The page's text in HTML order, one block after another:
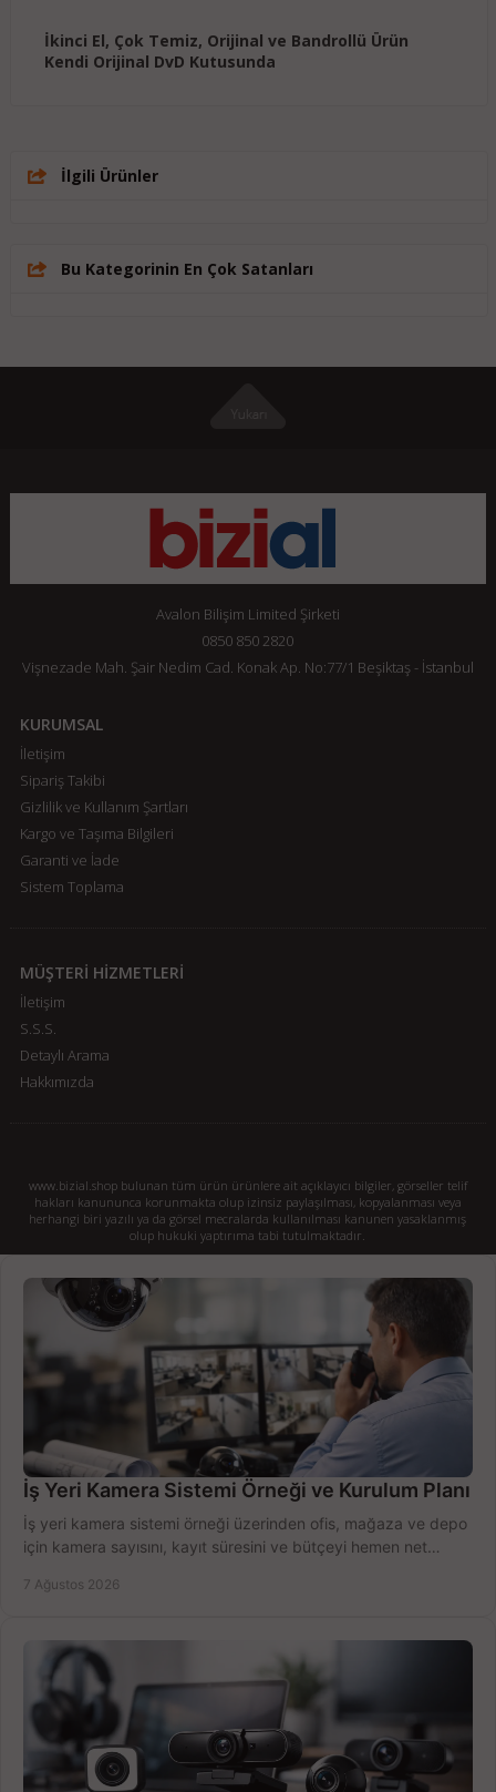
İkinci El, Çok Temiz, Orijinal ve Bandrollü Ürün
Kendi Orijinal DvD Kutusunda
İlgili Ürünler
Bu Kategorinin En Çok Satanları
Avalon Bilişim Limited Şirketi
0850 850 2820
Vişnezade Mah. Şair Nedim Cad. Konak Ap. No:77/1 Beşiktaş - İstanbul
KURUMSAL
İletişim
Sipariş Takibi
Gizlilik ve Kullanım Şartları
Kargo ve Taşıma Bilgileri
Garanti ve İade
Sistem Toplama
MÜŞTERİ HİZMETLERİ
İletişim
S.S.S.
Detaylı Arama
Hakkımızda
www.bizial.shop bulunan tüm ürün ürünlere ait açıklayıcı bilgiler, görseller telif
hakları kanununca korunmakta olup izinsiz paylaşılması, kopyalanması veya
herhangi biri yazılı ya da görsel mecralarda kullanılması kanunen yasaklanmış
olup hukuki yaptırıma tabi tutulmaktadır.
İş Yeri Kamera Sistemi Örneği ve Kurulum Planı
İş yeri kamera sistemi örneği üzerinden ofis, mağaza ve depo
için kamera sayısını, kayıt süresini ve bütçeyi hemen net
7 Ağustos 2026